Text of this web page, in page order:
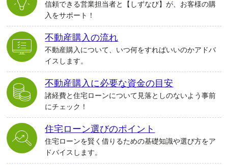
信頼できる営業担当者と【しずなび】が、お客様の購
入をサポート！
不動産購入の流れ
不動産購入について、いつ何をすればいいのかアドバ
イスします。
不動産購入に必要な資金の目安
諸経費と住宅ローンについて見落としのないよう事前
にチェック！
住宅ローン選びのポイント
住宅ローンを賢く借りるための基礎知識や選び方をア
ドバイスします。